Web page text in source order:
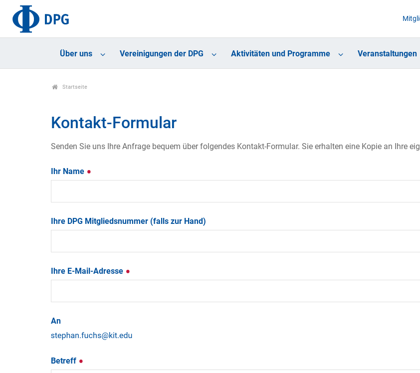
Über uns Vereinigungen der DPG Aktivitäten und Programme Veranstaltungen
Startseite
Kontakt-Formular
Senden Sie uns Ihre Anfrage bequem über folgendes Kontakt-Formular. Sie erhalten eine Kopie an Ihre
Ihr Name
Ihre DPG Mitgliedsnummer (falls zur Hand)
Ihre E-Mail-Adresse
An
Betreff